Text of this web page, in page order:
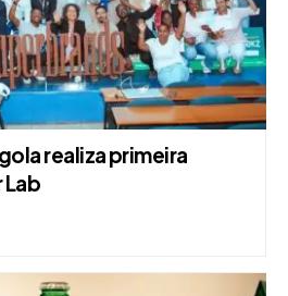
realiza primeira
Lab